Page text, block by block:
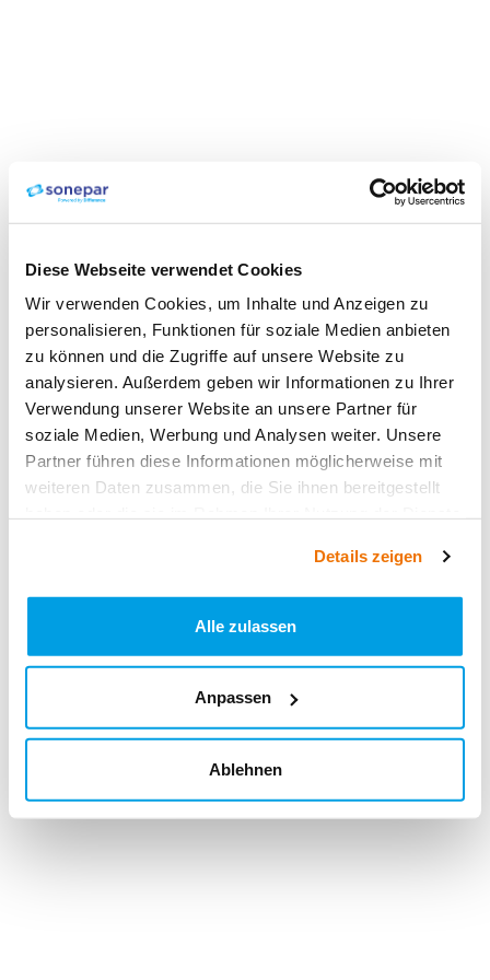
Diese Webseite verwendet Cookies
Wir verwenden Cookies, um Inhalte und Anzeigen zu
personalisieren, Funktionen für soziale Medien anbieten
zu können und die Zugriffe auf unsere Website zu
analysieren. Außerdem geben wir Informationen zu Ihrer
Verwendung unserer Website an unsere Partner für
soziale Medien, Werbung und Analysen weiter. Unsere
Partner führen diese Informationen möglicherweise mit
weiteren Daten zusammen, die Sie ihnen bereitgestellt
Details zeigen
Alle zulassen
Anpassen
Ablehnen